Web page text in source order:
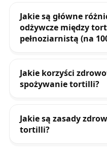
Jakie są główne
odżywcze między
pełnoziarnistą (na
Jakie korzyści
spożywanie tortilli?
Jakie są zasady
tortilli?